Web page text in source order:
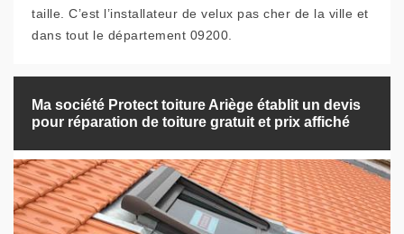
taille. C’est l’installateur de velux pas cher de la ville et
dans tout le département 09200.
Ma société Protect toiture Ariège établit un devis
pour réparation de toiture gratuit et prix affiché